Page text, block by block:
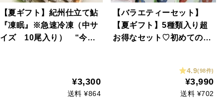
【夏ギフト】紀州仕立て鮎
『凍眠』※急速冷凍（中サ
イズ 10尾入り） “今年
¥3,300
送料 ¥864
【バラエティーセット】
【夏ギフト】5種類入り超
お得なセット♡初めての方
出し可（農薬・化学肥料・
除草剤不使用(備考欄でティ
ーパック、包装・熨斗等）
4.9(98件)
¥3,990
送料 ¥702